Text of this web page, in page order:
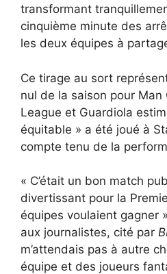
transformant
cinquième minute des
les deux équipes à
Ce tirage au sort
nul de la saison pour Man
League et Guardiola
équitable » a été joué à
compte tenu de la
« C’était un bon match
divertissant pour la
équipes voulaient gagner
aux journalistes, cité par
m’attendais pas à autre
équipe et des joueurs